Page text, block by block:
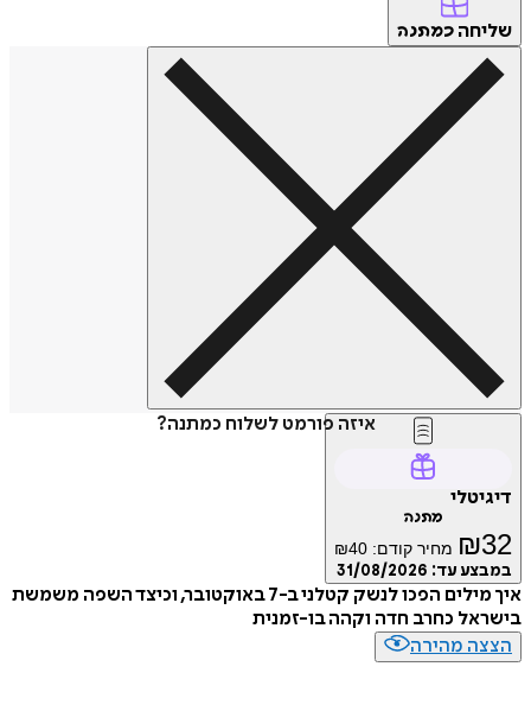
שליחה כמתנה
איזה פורמט לשלוח כמתנה?
דיגיטלי
מתנה
₪32 מחיר קודם: ₪40
במבצע עד: 31/08/2026
איך מילים הפכו לנשק קטלני ב-7 באוקטובר, וכיצד השפה משמשת
בישראל כחרב חדה וקהה בו-זמנית
הצצה מהירה